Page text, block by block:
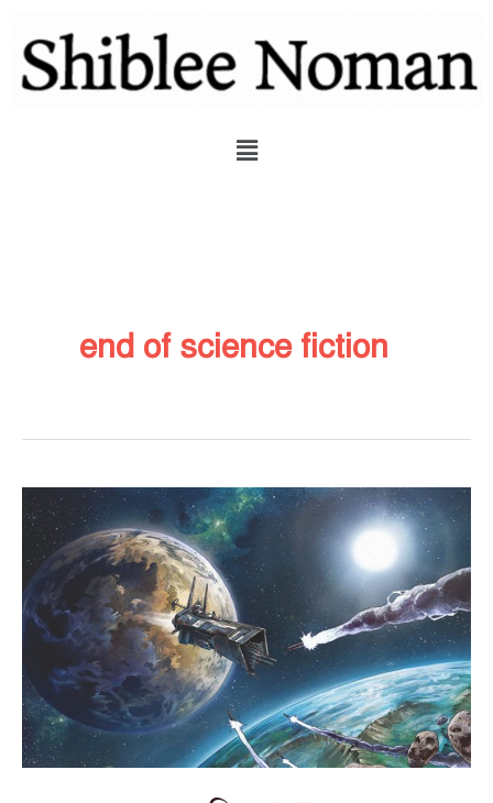
content
Menu
end of science fiction
এন্ড
অব
সায়েন্স
ফিকশন?